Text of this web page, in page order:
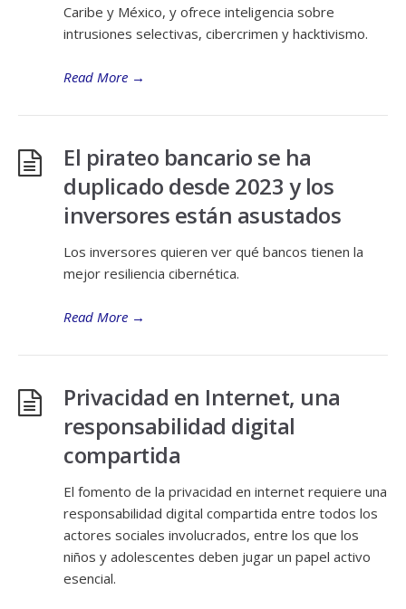
Caribe y México, y ofrece inteligencia sobre
intrusiones selectivas, cibercrimen y hacktivismo.
Read More →
El pirateo bancario se ha
duplicado desde 2023 y los
inversores están asustados
Los inversores quieren ver qué bancos tienen la
mejor resiliencia cibernética.
Read More →
Privacidad en Internet, una
responsabilidad digital
compartida
El fomento de la privacidad en internet requiere una
responsabilidad digital compartida entre todos los
actores sociales involucrados, entre los que los
niños y adolescentes deben jugar un papel activo
esencial.